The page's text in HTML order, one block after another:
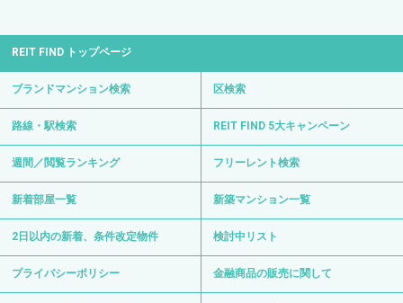
REIT FIND トップページ
ブランドマンション検索 区検索
路線・駅検索 REIT FIND 5大キャンペーン
週間／閲覧ランキング フリーレント検索
新着部屋一覧 新築マンション一覧
2日以内の新着、条件改定物件 検討中リスト
プライバシーポリシー 金融商品の販売に関して